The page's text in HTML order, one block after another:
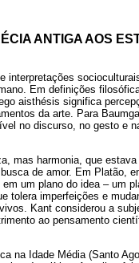
ANTIGA AOS
interpretações
Em definições
aisthésis significa
da arte. Para
no discurso, no gesto e
mas harmonia, que estava
de amor. Em Platão,
um plano do idea – um
tolera imperfeições e
Kant considerou a
ao pensamento
na Idade Média (Santo